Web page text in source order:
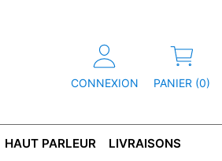
CONNEXION PANIER (0)
HAUT PARLEUR LIVRAISONS